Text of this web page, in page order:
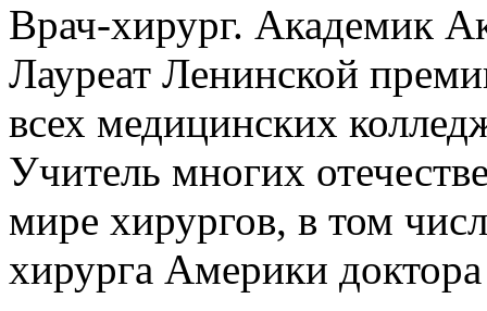
Врач-хирург. Академик
Лауреат Ленинской
всех медицинских
Учитель многих
мире хирургов, в том
хирурга Америки